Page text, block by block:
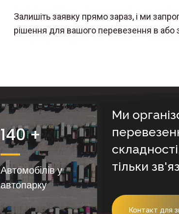
Залишіть заявку прямо зараз, і ми
рішення для вашого перевезення в або з
Ми
тільки
Контакт для
140 +
Автомобілів у
автопарку